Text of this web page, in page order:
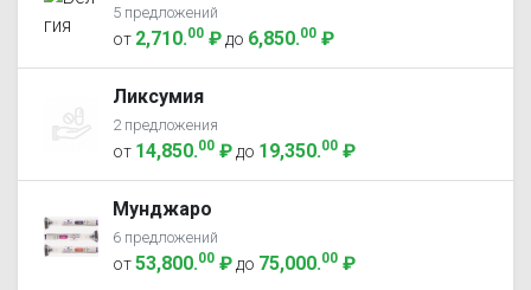
5 предложений
от 2,710.00 ₽ до 6,850.00 ₽
Ликсумия
2 предложения
от 14,850.00 ₽ до 19,350.00 ₽
Мунджаро
6 предложений
от53,800.00 ₽ до 75,000.00 ₽